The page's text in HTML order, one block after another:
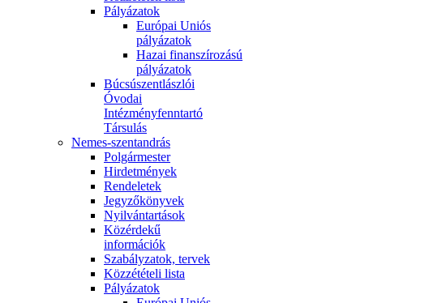
Pályázatok
Európai Uniós
pályázatok
Hazai finanszírozású
pályázatok
Búcsúszentlászlói
Óvodai
Intézményfenntartó
Társulás
Nemes-szentandrás
Polgármester
Hirdetmények
Rendeletek
Jegyzőkönyvek
Nyilvántartások
Közérdekű
információk
Szabályzatok, tervek
Közzétételi lista
Pályázatok